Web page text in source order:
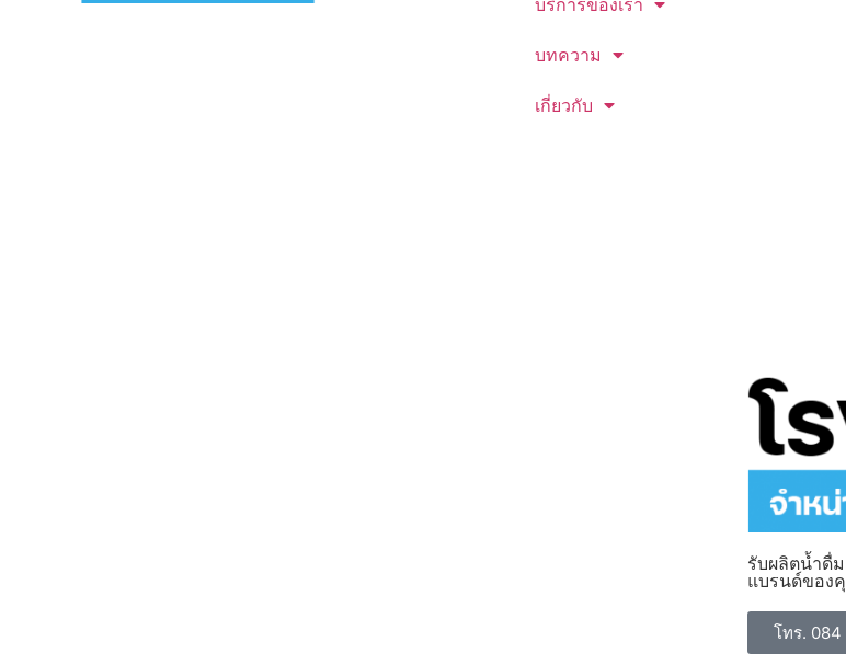
บริการของเรา
บทความ
เกี่ยวกับ
รับผลิตน้ำดื่
แบรนด์ของ
โทร.